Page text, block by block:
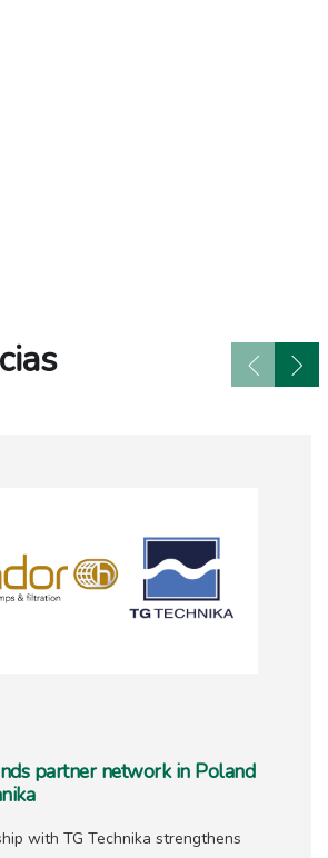
partner network in Poland
with TG Technika strengthens